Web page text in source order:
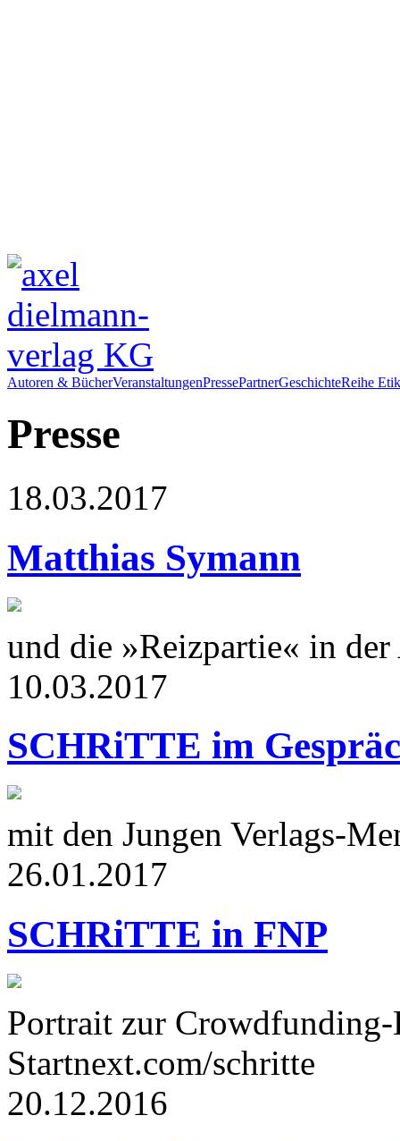
Autoren & BücherVeranstaltungenPressePartnerGeschichteReihe
Presse
18.03.2017
Matthias Symann
und die »Reizpartie« in
10.03.2017
SCHRiTTE im
mit den Jungen Verlags-
26.01.2017
SCHRiTTE in FNP
Portrait zur Crowdfunding-
Startnext.com/schritte
20.12.2016